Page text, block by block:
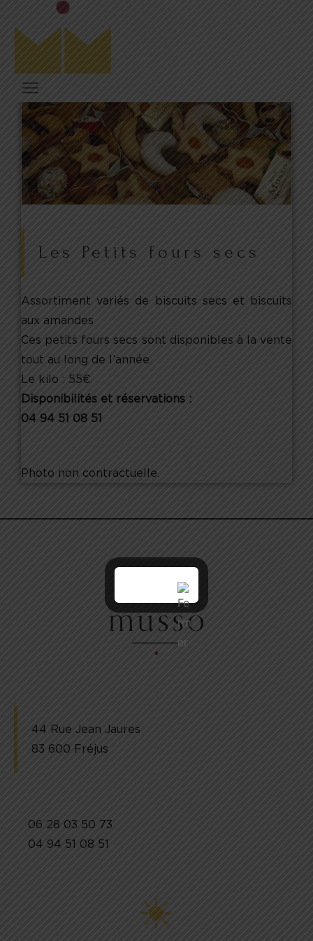
Les Petits fours secs
Assortiment variés de biscuits secs et biscuits
aux amandes
Ces petits fours secs sont disponibles à la vente
tout au long de l’année.
Le kilo : 55€
Disponibilités et réservations :
04 94 51 08 51
Photo non contractuelle.
44 Rue Jean Jaures
83 600 Fréjus
06 28 03 50 73
04 94 51 08 51